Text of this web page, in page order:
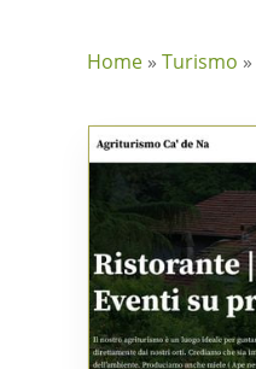
Home » Turismo »